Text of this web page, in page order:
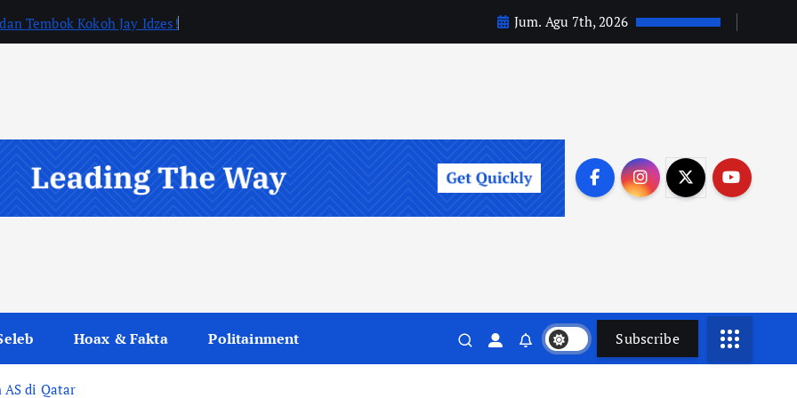
Tembok Kokoh Jay Idzes! Jum. Agu 7th, 2026
Hoax & Fakta Politainment Subscribe
di Qatar